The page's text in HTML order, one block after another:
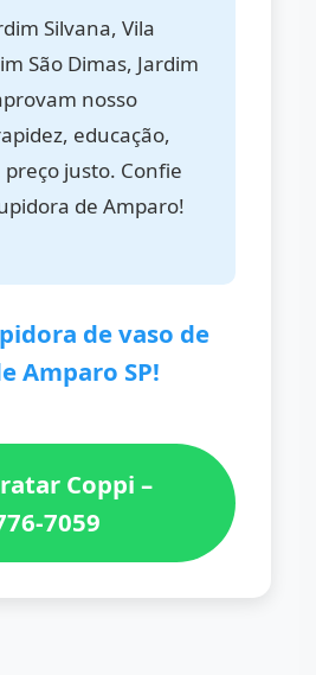
Silvana, Vila
São Dimas, Jardim
nosso
educação,
justo. Confie
de Amparo!
de vaso de
Amparo SP!
Coppi –
7059